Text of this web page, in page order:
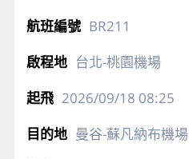
BR211
台北-桃園機場
2026/09/18 08:25
曼谷-蘇凡納布機場